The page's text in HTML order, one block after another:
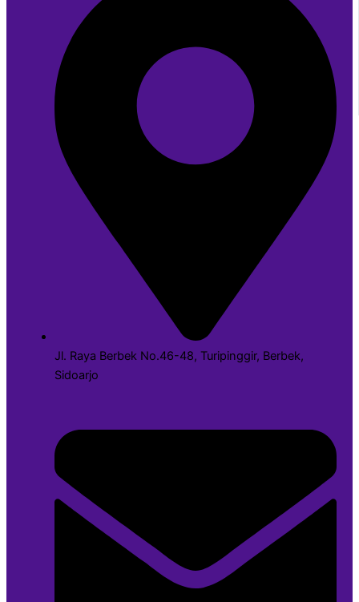
Jl. Raya Berbek No.46-48, Turipinggir, Berbek,
Sidoarjo